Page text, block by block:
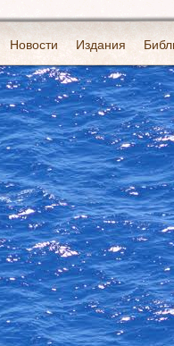
Новости Издания